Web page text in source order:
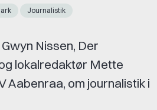
Journalistik
Nissen, Der
lokalredaktør Mette
Aabenraa, om journalistik i